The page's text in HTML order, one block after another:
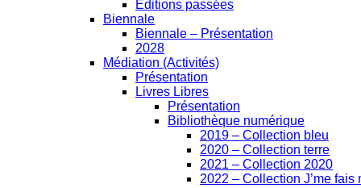
Éditions passées
Biennale
Biennale – Présentation
2028
Médiation (Activités)
Présentation
Livres Libres
Présentation
Bibliothèque numérique
2019 – Collection bleu
2020 – Collection terre
2021 – Collection 2020
2022 – Collection J’me fais